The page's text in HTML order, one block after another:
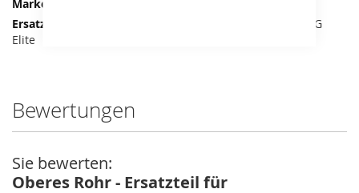
BERG Champion, BERG
Elite
Bewertungen
Sie bewerten:
Oberes Rohr - Ersatzteil für